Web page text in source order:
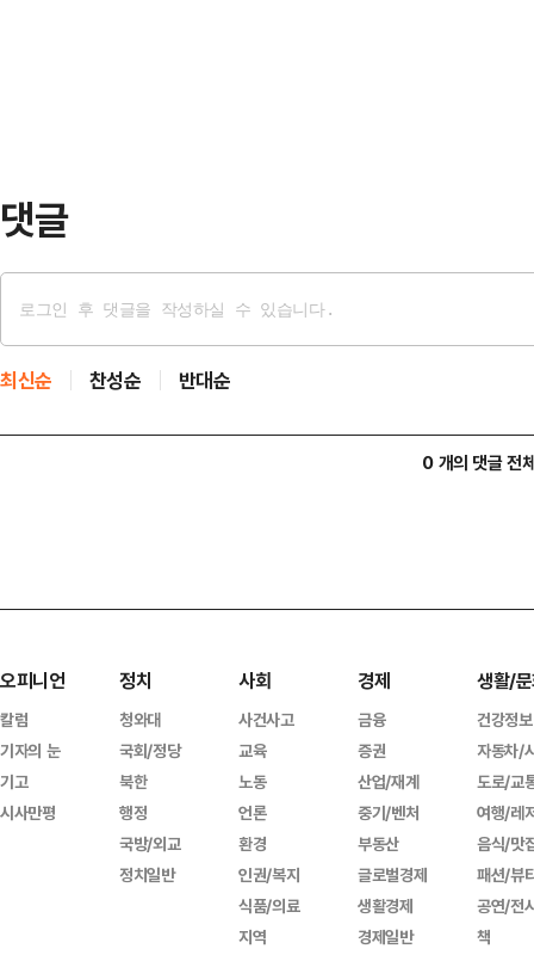
댓글
최신순 찬성순 반대순
0 개의 댓글 전
오피니언
칼럼
기자의 눈
기고
시사만평
정치
청와대
국회/정당
북한
행정
국방/외교
정치일반
사회
사건사고
교육
노동
언론
환경
인권/복지
식품/의료
지역
경제
금융
증권
산업/재계
중기/벤처
부동산
글로벌경제
생활경제
경제일반
생활/
건강정보
자동차/
도로/교
여행/레
음식/맛
패션/뷰
공연/전
책